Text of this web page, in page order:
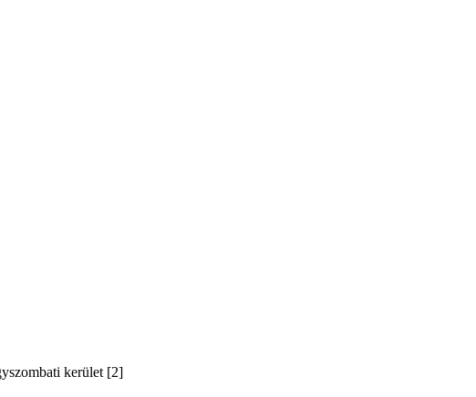
kerület [2]